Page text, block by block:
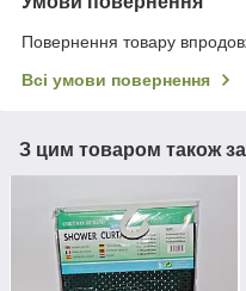
Повернення товару
Всі умови повернення
З цим товаром також